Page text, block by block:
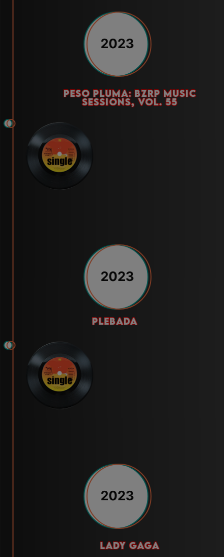
2023
peso pluma: bzrp music
sessions, vol. 55
2023
plebada
2023
lady gaga